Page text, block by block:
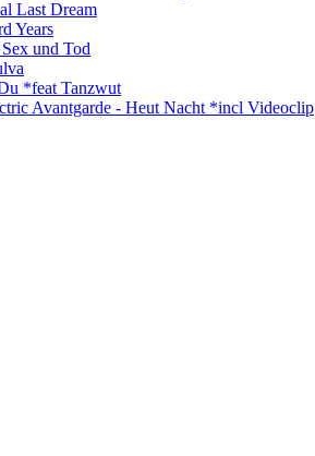
Last Dream
Years
und Tod
*feat Tanzwut
Avantgarde - Heut Nacht *incl Videoclip